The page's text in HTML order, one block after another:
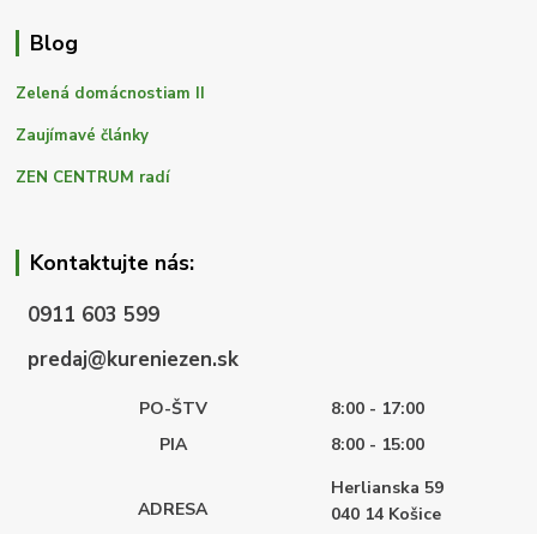
Blog
Zelená domácnostiam II
Zaujímavé články
ZEN CENTRUM radí
Kontaktujte nás:
0911 603 599
predaj@kureniezen.sk
PO-ŠTV
8:00 - 17:00
PIA
8:00 - 15:00
ADRESA
Herlianska 59
040 14 Košice